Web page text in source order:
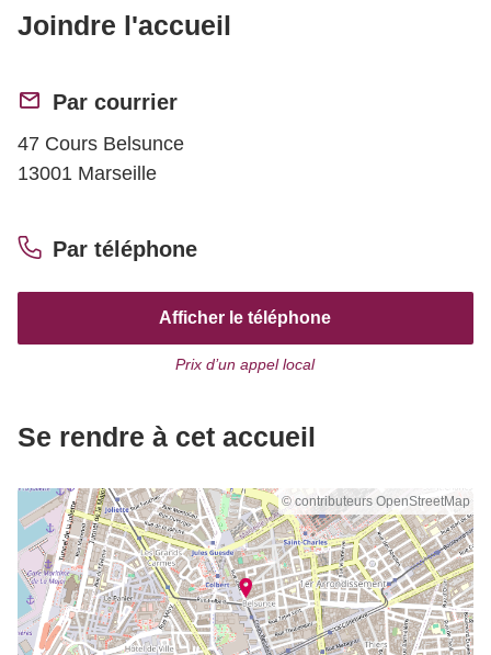
Joindre l'accueil
Par courrier
47 Cours Belsunce
13001 Marseille
Par téléphone
Afficher le téléphone
Prix d’un appel local
Se rendre à cet accueil
© contributeurs OpenStreetMap